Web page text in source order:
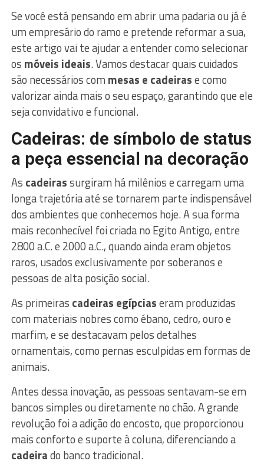
Se você está pensando em abrir uma padaria ou já é
um empresário do ramo e pretende reformar a sua,
este artigo vai te ajudar a entender como selecionar
os móveis ideais. Vamos destacar quais cuidados
são necessários com mesas e cadeirase como
valorizar ainda mais o seu espaço, garantindo que ele
seja convidativo e funcional.
Cadeiras: de símbolo de status
a peça essencial na decoração
As cadeirassurgiram há milênios e carregam uma
longa trajetória até se tornarem parte indispensável
dos ambientes que conhecemos hoje. A sua forma
mais reconhecível foi criada no Egito Antigo, entre
2800 a.C. e 2000 a.C., quando ainda eram objetos
raros, usados exclusivamente por soberanos e
pessoas de alta posição social.
As primeiras cadeiras egípciaseram produzidas
com materiais nobres como ébano, cedro, ouro e
marfim, e se destacavam pelos detalhes
ornamentais, como pernas esculpidas em formas de
animais.
Antes dessa inovação, as pessoas sentavam-se em
bancos simples ou diretamente no chão. A grande
revolução foi a adição do encosto, que proporcionou
mais conforto e suporte à coluna, diferenciando a
cadeirado banco tradicional.